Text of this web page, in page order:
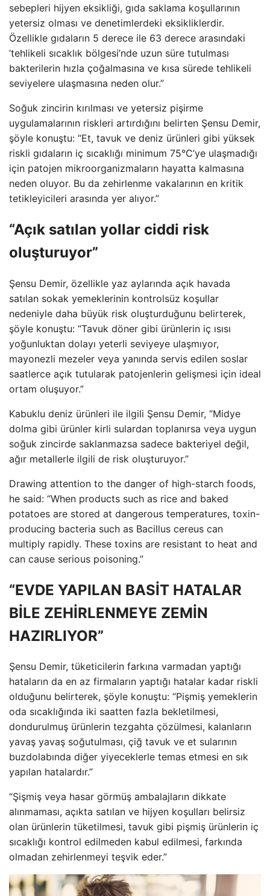
sebepleri hijyen eksikliği, gıda saklama koşullarının
yetersiz olması ve denetimlerdeki eksikliklerdir.
Özellikle gıdaların 5 derece ile 63 derece arasındaki
‘tehlikeli sıcaklık bölgesi’nde uzun süre tutulması
bakterilerin hızla çoğalmasına ve kısa sürede tehlikeli
seviyelere ulaşmasına neden olur.”
Soğuk zincirin kırılması ve yetersiz pişirme
uygulamalarının riskleri artırdığını belirten Şensu Demir,
şöyle konuştu: “Et, tavuk ve deniz ürünleri gibi yüksek
riskli gıdaların iç sıcaklığı minimum 75°C’ye ulaşmadığı
için patojen mikroorganizmaların hayatta kalmasına
neden oluyor. Bu da zehirlenme vakalarının en kritik
tetikleyicileri arasında yer alıyor.”
“Açık satılan yollar ciddi risk
oluşturuyor”
Şensu Demir, özellikle yaz aylarında açık havada
satılan sokak yemeklerinin kontrolsüz koşullar
nedeniyle daha büyük risk oluşturduğunu belirterek,
şöyle konuştu: “Tavuk döner gibi ürünlerin iç ısısı
yoğunluktan dolayı yeterli seviyeye ulaşmıyor,
mayonezli mezeler veya yanında servis edilen soslar
saatlerce açık tutularak patojenlerin gelişmesi için ideal
ortam oluşuyor.”
Kabuklu deniz ürünleri ile ilgili Şensu Demir, “Midye
dolma gibi ürünler kirli sulardan toplanırsa veya uygun
soğuk zincirde saklanmazsa sadece bakteriyel değil,
ağır metallerle ilgili de risk oluşturuyor.”
Drawing attention to the danger of high-starch foods,
he said: “When products such as rice and baked
potatoes are stored at dangerous temperatures, toxin-
producing bacteria such as Bacillus cereus can
multiply rapidly. These toxins are resistant to heat and
can cause serious poisoning.”
“EVDE YAPILAN BASİT HATALAR
BİLE ZEHİRLENMEYE ZEMİN
HAZIRLIYOR”
Şensu Demir, tüketicilerin farkına varmadan yaptığı
hataların da en az firmaların yaptığı hatalar kadar riskli
olduğunu belirterek, şöyle konuştu: “Pişmiş yemeklerin
oda sıcaklığında iki saatten fazla bekletilmesi,
dondurulmuş ürünlerin tezgahta çözülmesi, kalanların
yavaş yavaş soğutulması, çiğ tavuk ve et sularının
buzdolabında diğer yiyeceklerle temas etmesi en sık
yapılan hatalardır.”
“Şişmiş veya hasar görmüş ambalajların dikkate
alınmaması, açıkta satılan ve hijyen koşulları belirsiz
olan ürünlerin tüketilmesi, tavuk gibi pişmiş ürünlerin iç
sıcaklığı kontrol edilmeden kabul edilmesi, farkında
olmadan zehirlenmeyi teşvik eder.”